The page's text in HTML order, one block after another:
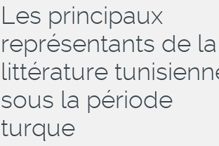
Les principaux
représentants de la
littérature
sous la période
turque